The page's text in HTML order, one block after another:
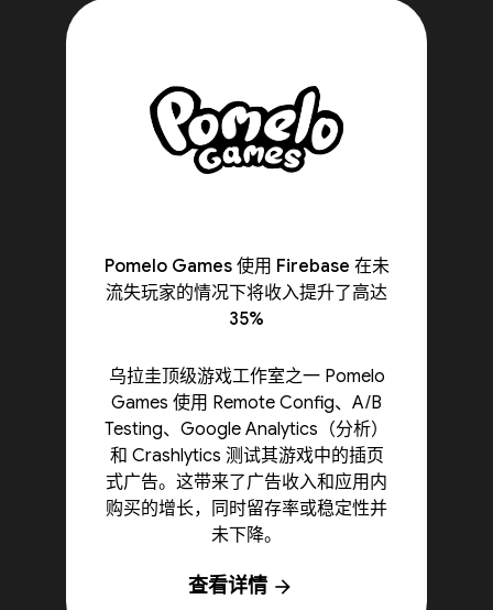
Pomelo Games 使用 Firebase 在未
流失玩家的情况下将收入提升了高达
35%
乌拉圭顶级游戏工作室之一 Pomelo
Games 使用 Remote Config、A/B
Testing、Google Analytics（分析）
和 Crashlytics 测试其游戏中的插页
式广告。这带来了广告收入和应用内
购买的增长，同时留存率或稳定性并
未下降。
查看详情 arrow_forward